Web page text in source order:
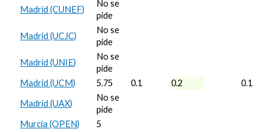
Madrid (CUNEF)
No se
pide
Madrid (UCJC)
No se
pide
Madrid (UNIE)
No se
pide
Madrid (UCM)
5.75 0.1 0.2
0.1
Madrid (UAX)
No se
pide
Murcia (OPEN)
5